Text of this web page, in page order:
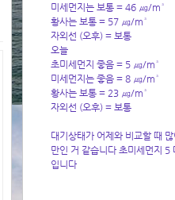
미세먼지는 보통 = 46 ㎍/m³
황사는 보통 = 57 ㎍/m³
자외선 (오후) = 보통
오늘
초미세먼지 좋음 = 5 ㎍/m³
미세먼지는 좋음 = 8 ㎍/m³
황사는 보통 = 23 ㎍/m³
자외선 (오후) = 보통
대기상태가 어제와 비교할 때
만인 거 같습니다 초미세먼지
입니다